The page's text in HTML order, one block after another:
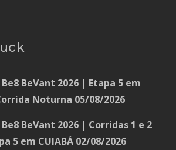
BeVant 2026 | Etapa 5 em
Noturna 05/08/2026
BeVant 2026 | Corridas 1 e 2
5 em CUIABÁ 02/08/2026